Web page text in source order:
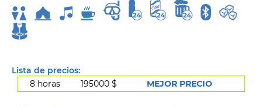
Lista de precios:
8 horas
195000 $ MEJOR PRECIO